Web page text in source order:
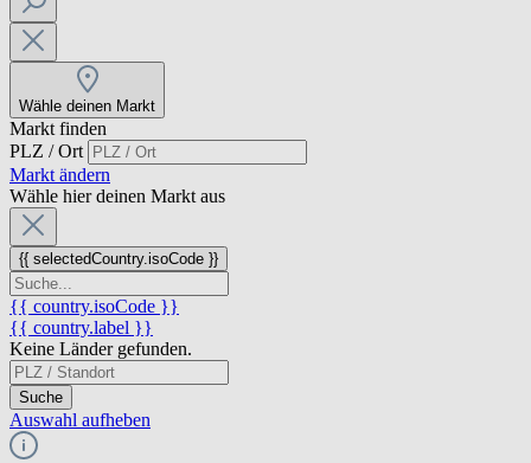
Wähle deinen Markt
Markt finden
PLZ / Ort
Markt ändern
Wähle hier deinen Markt aus
{{ selectedCountry.isoCode }}
{{ country.isoCode }}
{{ country.label }}
Keine Länder gefunden.
Suche
Auswahl aufheben